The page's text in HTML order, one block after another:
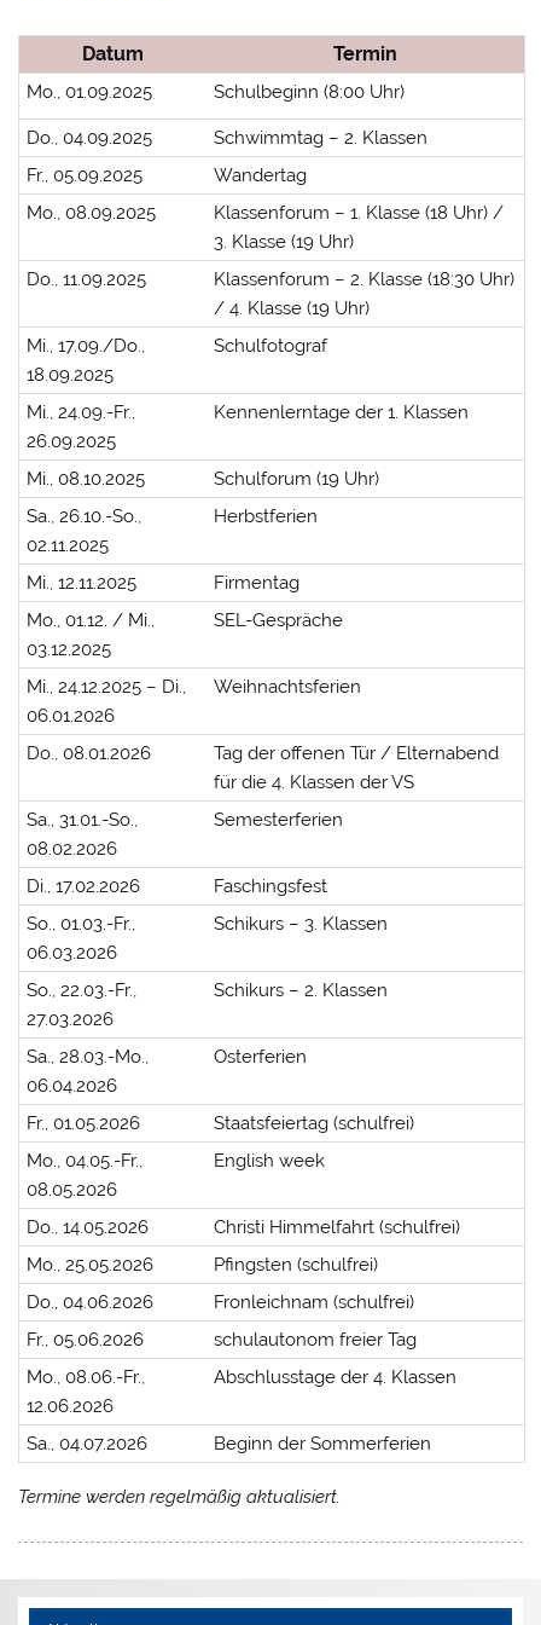
Datum Termin
Mo., 01.09.2025 Schulbeginn (8:00 Uhr)
Do., 04.09.2025
Schwimmtag – 2. Klassen
Fr., 05.09.2025
Wandertag
Mo., 08.09.2025
Klassenforum – 1. Klasse (18 Uhr) /
3. Klasse (19 Uhr)
Do., 11.09.2025
Klassenforum – 2. Klasse (18:30 Uhr)
/ 4. Klasse (19 Uhr)
Mi., 17.09./Do.,
18.09.2025
Schulfotograf
Mi., 24.09.-Fr.,
26.09.2025
Kennenlerntage der 1. Klassen
Mi., 08.10.2025
Schulforum (19 Uhr)
Sa., 26.10.-So.,
02.11.2025
Herbstferien
Mi., 12.11.2025
Firmentag
Mo., 01.12. / Mi.,
03.12.2025
SEL-Gespräche
Mi., 24.12.2025 – Di.,
06.01.2026
Weihnachtsferien
Do., 08.01.2026
Tag der offenen Tür / Elternabend
für die 4. Klassen der VS
Sa., 31.01.-So.,
08.02.2026
Semesterferien
Di., 17.02.2026
Faschingsfest
So., 01.03.-Fr.,
06.03.2026
Schikurs – 3. Klassen
So., 22.03.-Fr.,
27.03.2026
Schikurs – 2. Klassen
Sa., 28.03.-Mo.,
06.04.2026
Osterferien
Fr., 01.05.2026
Staatsfeiertag (schulfrei)
Mo., 04.05.-Fr.,
08.05.2026
English week
Do., 14.05.2026
Christi Himmelfahrt (schulfrei)
Mo., 25.05.2026
Pfingsten (schulfrei)
Do., 04.06.2026
Fronleichnam (schulfrei)
Fr., 05.06.2026
schulautonom freier Tag
Mo., 08.06.-Fr.,
12.06.2026
Abschlusstage der 4. Klassen
Sa., 04.07.2026 Beginn der Sommerferien
Termine werden regelmäßig aktualisiert.